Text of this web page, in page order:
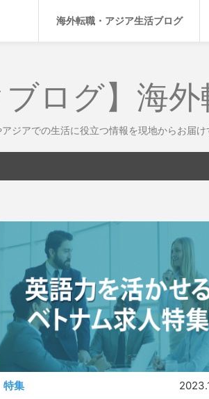
海外転職・アジア生活ブログ
ブログ】海
ジアでの生活に役立つ情報を現地からお届け
特集